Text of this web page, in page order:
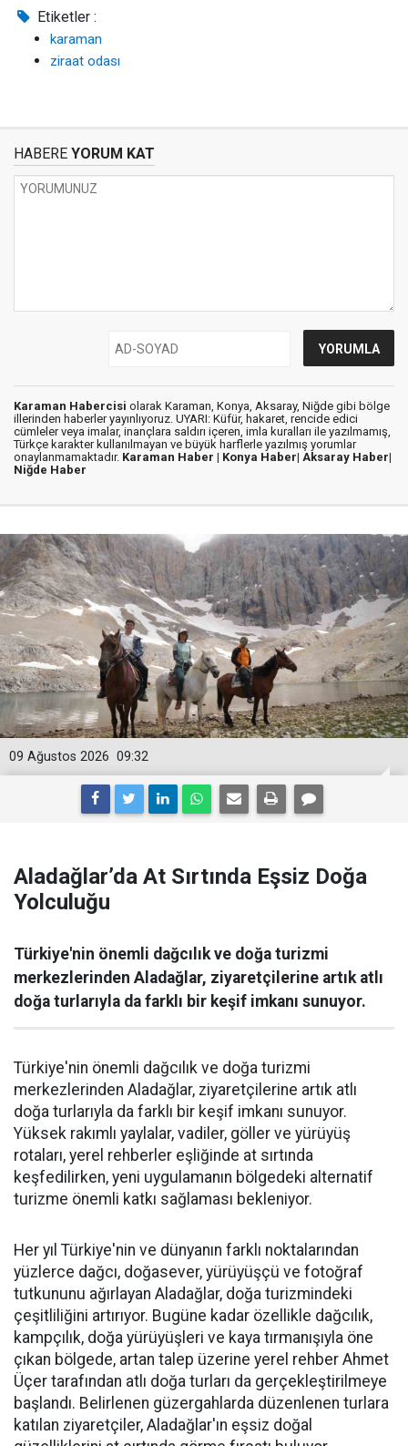
Etiketler :
karaman
ziraat odası
HABERE YORUM KAT
Karaman Habercisi olarak Karaman, Konya, Aksaray, Niğde gibi bölge
illerinden haberler yayınlıyoruz. UYARI: Küfür, hakaret, rencide edici
cümleler veya imalar, inançlara saldırı içeren, imla kuralları ile yazılmamış,
Türkçe karakter kullanılmayan ve büyük harflerle yazılmış yorumlar
onaylanmamaktadır. Karaman Haber | Konya Haber| Aksaray Haber|
Niğde Haber
09:32
09 Ağustos 2026
Aladağlar’da At Sırtında Eşsiz Doğa
Yolculuğu
Türkiye'nin önemli dağcılık ve doğa turizmi
merkezlerinden Aladağlar, ziyaretçilerine artık atlı
doğa turlarıyla da farklı bir keşif imkanı sunuyor.
Türkiye'nin önemli dağcılık ve doğa turizmi
merkezlerinden Aladağlar, ziyaretçilerine artık atlı
doğa turlarıyla da farklı bir keşif imkanı sunuyor.
Yüksek rakımlı yaylalar, vadiler, göller ve yürüyüş
rotaları, yerel rehberler eşliğinde at sırtında
keşfedilirken, yeni uygulamanın bölgedeki alternatif
turizme önemli katkı sağlaması bekleniyor.
Her yıl Türkiye'nin ve dünyanın farklı noktalarından
yüzlerce dağcı, doğasever, yürüyüşçü ve fotoğraf
tutkununu ağırlayan Aladağlar, doğa turizmindeki
çeşitliliğini artırıyor. Bugüne kadar özellikle dağcılık,
kampçılık, doğa yürüyüşleri ve kaya tırmanışıyla öne
çıkan bölgede, artan talep üzerine yerel rehber Ahmet
Üçer tarafından atlı doğa turları da gerçekleştirilmeye
başlandı. Belirlenen güzergahlarda düzenlenen turlara
katılan ziyaretçiler, Aladağlar'ın eşsiz doğal